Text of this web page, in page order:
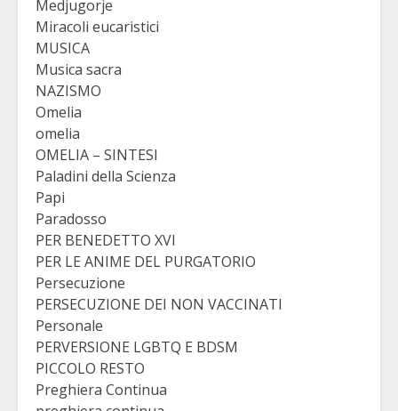
Medjugorje
Miracoli eucaristici
MUSICA
Musica sacra
NAZISMO
Omelia
omelia
OMELIA – SINTESI
Paladini della Scienza
Papi
Paradosso
PER BENEDETTO XVI
PER LE ANIME DEL PURGATORIO
Persecuzione
PERSECUZIONE DEI NON VACCINATI
Personale
PERVERSIONE LGBTQ E BDSM
PICCOLO RESTO
Preghiera Continua